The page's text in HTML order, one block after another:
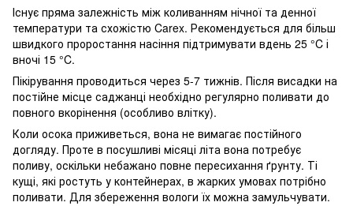
Існує пряма залежність між коливанням нічної та денної
температури та схожістю Carex. Рекомендується для більш
швидкого проростання насіння підтримувати вдень 25 °C і
вночі 15 °C.
Пікірування проводиться через 5-7 тижнів. Після висадки на
постійне місце саджанці необхідно регулярно поливати до
повного вкорінення (особливо влітку).
Коли осока приживеться, вона не вимагає постійного
догляду. Проте в посушливі місяці літа вона потребує
поливу, оскільки небажано повне пересихання ґрунту. Ті
кущі, які ростуть у контейнерах, в жарких умовах потрібно
поливати. Для збереження вологи їх можна замульчувати.